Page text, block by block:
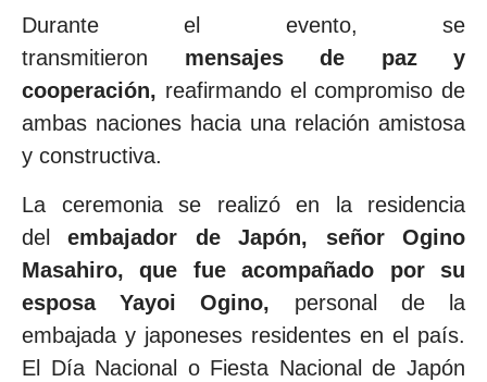
Durante el evento, se
transmitieron mensajes de paz y
cooperación, reafirmando el compromiso de
ambas naciones hacia una relación amistosa
y constructiva.
La ceremonia se realizó en la residencia
delembajador de Japón, señor Ogino
Masahiro, que fue acompañado por su
esposa Yayoi Ogino, personal de la
embajada y japoneses residentes en el país.
El Día Nacional o Fiesta Nacional de Japón